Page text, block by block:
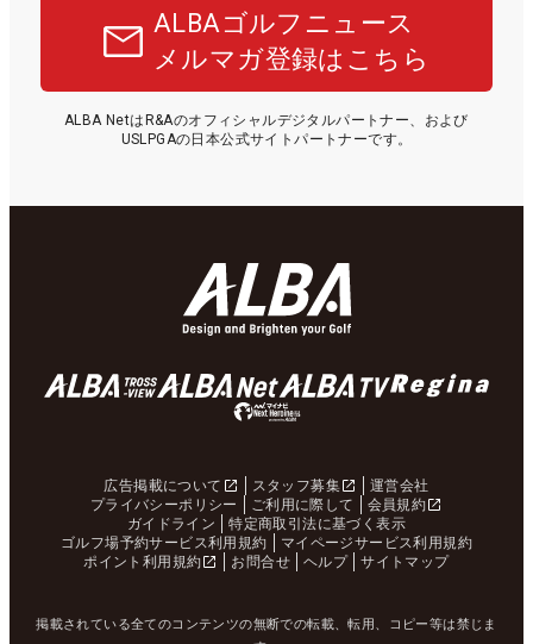
ALBAゴルフニュース
メルマガ登録はこちら
ALBA NetはR&Aのオフィシャルデジタルパートナー、および
USLPGAの日本公式サイトパートナーです。
広告掲載について スタッフ募集
運営会社
プライバシーポリシー
ご利用に際して
会員規約
ガイドライン
特定商取引法に基づく表示
ゴルフ場予約サービス利用規約
マイページサービス利用規約
ポイント利用規約
お問合せ ヘルプ サイトマップ
掲載されている全てのコンテンツの無断での転載、転用、コピー等は禁じま